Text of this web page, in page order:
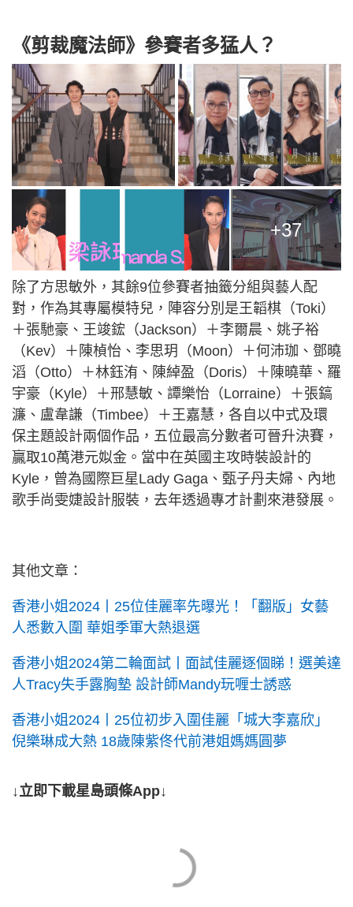
《剪裁魔法師》參賽者多猛人？
+37
除了方思敏外，其餘9位參賽者抽籤分組與藝人配
對，作為其專屬模特兒，陣容分別是王韜棋（Toki）
＋張馳豪、王竣鋐（Jackson）＋李爾晨、姚子裕
（Kev）＋陳楨怡、李思玥（Moon）＋何沛珈、鄧曉
滔（Otto）＋林鈺洧、陳綽盈（Doris）＋陳曉華、羅
宇豪（Kyle）＋邢慧敏、譚樂怡（Lorraine）＋張鎬
濂、盧韋謙（Timbee）＋王嘉慧，各自以中式及環
保主題設計兩個作品，五位最高分數者可晉升決賽，
贏取10萬港元姒金。當中在英國主攻時裝設計的
Kyle，曾為國際巨星Lady Gaga、甄子丹夫婦、內地
歌手尚雯婕設計服裝，去年透過專才計劃來港發展。
其他文章：
香港小姐2024丨25位佳麗率先曝光！「翻版」女藝
人悉數入圍 華姐季軍大熱退選
香港小姐2024第二輪面試丨面試佳麗逐個睇！選美達
人Tracy失手露胸墊 設計師Mandy玩喱士誘惑
香港小姐2024丨25位初步入圍佳麗「城大李嘉欣」
倪樂琳成大熱 18歲陳紫佟代前港姐媽媽圓夢
↓立即下載星島頭條App↓